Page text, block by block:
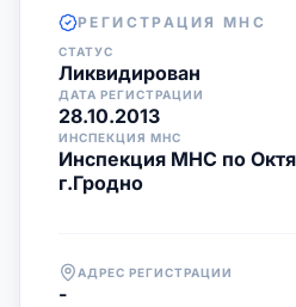
РЕГИСТРАЦИЯ МНС
СТАТУС
Ликвидирован
ДАТА РЕГИСТРАЦИИ
28.10.2013
ИНСПЕКЦИЯ МНС
Инспекция МНС по
г.Гродно
АДРЕС РЕГИСТРАЦИИ
-